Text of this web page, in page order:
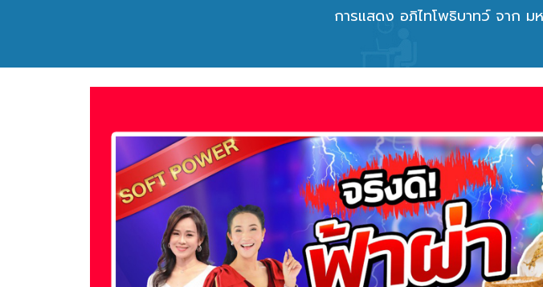
การแสดง อภิไทโพธิบาทว์ จาก